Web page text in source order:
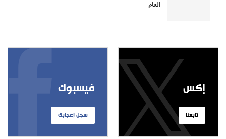
العام
فيسبوك
سجل إعجابك
إكس
تابعنا